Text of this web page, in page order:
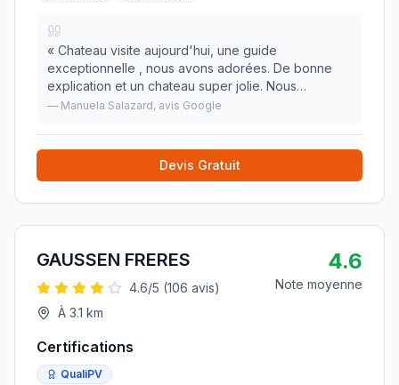
« Chateau visite aujourd'hui, une guide
exceptionnelle , nous avons adorées. De bonne
explication et un chateau super jolie. Nous
apprenons beaucoup sur tout époque de vie de
15h30 - 17h . No»
— Manuela Salazard, avis Google
Devis Gratuit
GAUSSEN FRERES
4.6/5 (106 avis)
À 3.1 km
4.6
Note moyenne
Certifications
QualiPV